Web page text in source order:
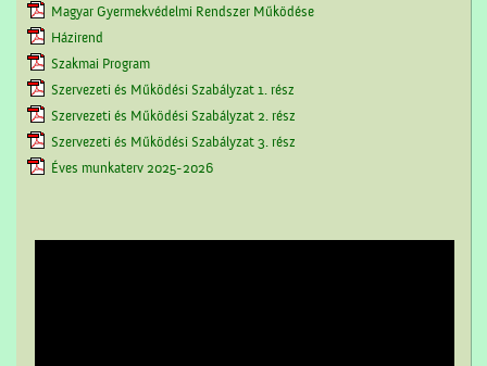
Magyar Gyermekvédelmi Rendszer Működése
Házirend
Szakmai Program
Szervezeti és Működési Szabályzat 1. rész
Szervezeti és Működési Szabályzat 2. rész
Szervezeti és Működési Szabályzat 3. rész
Éves munkaterv 2025-2026